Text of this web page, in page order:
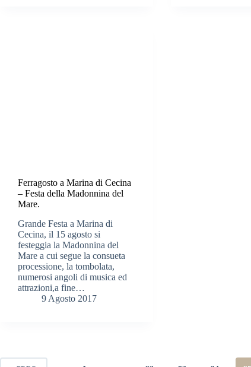
Ferragosto a Marina di Cecina
– Festa della Madonnina del
Mare.
Grande Festa a Marina di
Cecina, il 15 agosto si
festeggia la Madonnina del
Mare a cui segue la consueta
processione, la tombolata,
numerosi angoli di musica ed
attrazioni,a fine…
9 Agosto 2017